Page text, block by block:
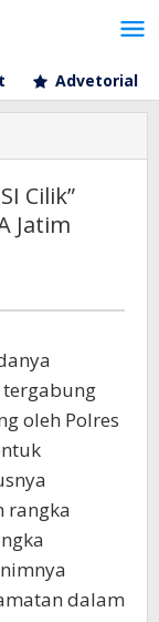
Advetorial
Cilik”
Jatim
oleh Polres
rangka
dalam